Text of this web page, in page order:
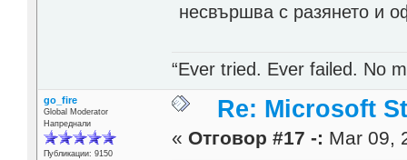
несвършва с разянето и
“Ever tried. Ever failed. No
go_fire
Global Moderator
Напреднали
Публикации: 9150
Re: Microsoft
« Отговор #17 -: Mar 09,